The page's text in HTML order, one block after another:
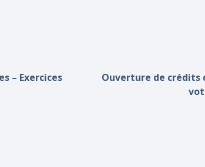
– Exercices
Ouverture de crédits